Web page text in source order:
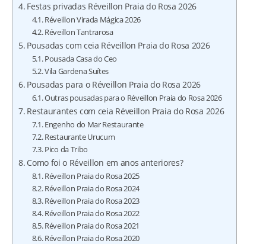
Festas privadas Réveillon Praia do Rosa 2026
Réveillon Virada Mágica 2026
Réveillon Tantrarosa
Pousadas com ceia Réveillon Praia do Rosa 2026
Pousada Casa do Ceo
Vila Gardena Suítes
Pousadas para o Réveillon Praia do Rosa 2026
Outras pousadas para o Réveillon Praia do Rosa 2026
Restaurantes com ceia Réveillon Praia do Rosa 2026
Engenho do Mar Restaurante
Restaurante Urucum
Pico da Tribo
Como foi o Réveillon em anos anteriores?
Réveillon Praia do Rosa 2025
Réveillon Praia do Rosa 2024
Réveillon Praia do Rosa 2023
Réveillon Praia do Rosa 2022
Réveillon Praia do Rosa 2021
Réveillon Praia do Rosa 2020